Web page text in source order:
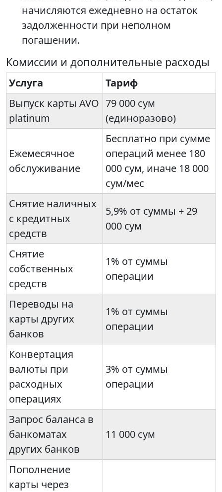
начисляются ежедневно на остаток
задолженности при неполном
погашении.
Комиссии и дополнительные расходы
Услуга
Тариф
Выпуск карты AVO
platinum
79 000 сум
(единоразово)
Ежемесячное
обслуживание
Бесплатно при сумме
операций менее 180
000 сум, иначе 18 000
сум/мес
Снятие наличных
с кредитных
средств
5,9% от суммы + 29
000 сум
Снятие
собственных
средств
1% от суммы
операции
Переводы на
карты других
банков
1% от суммы
операции
Конвертация
валюты при
расходных
операциях
3% от суммы
операции
Запрос баланса в
банкоматах
других банков
11 000 сум
Пополнение
карты через